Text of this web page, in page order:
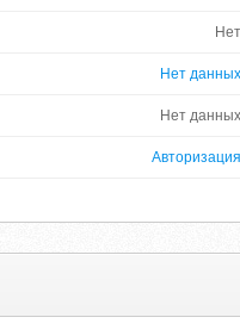
Нет
Нет данных
Нет данных
Авторизация